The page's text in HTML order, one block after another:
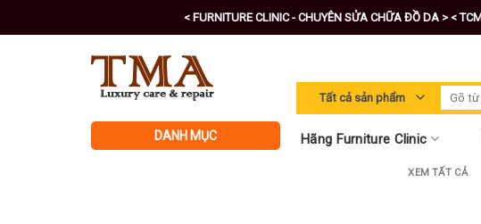
to
< FURNITURE CLINIC - CHUYÊN SỬA CHỮA ĐỒ DA > <
Tìm
kiếm:
DANH MỤC Hãng Furniture Clinic
XEM TẤT CẢ